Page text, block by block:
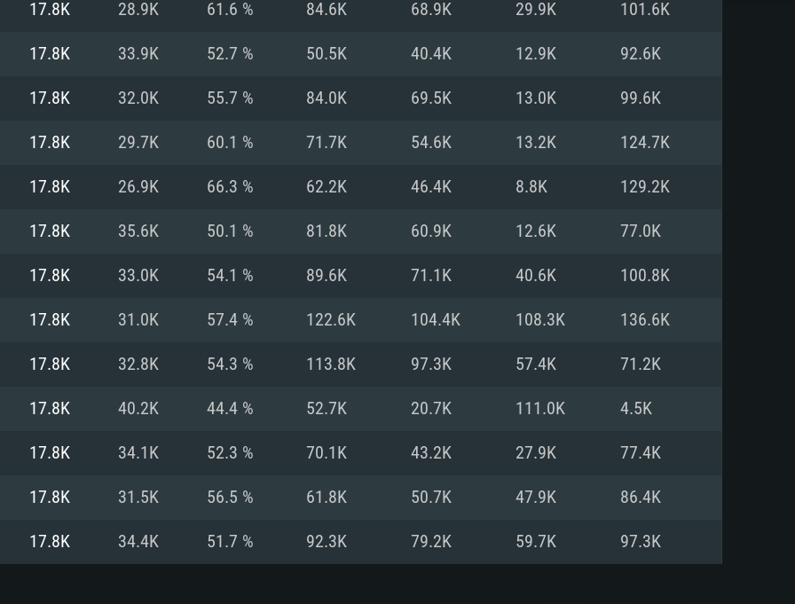
Resolução
Recomendado
superior
Memória: 16 GB ou mais
Placa Gráfica: Placa com DirectX 11 ou superior;
Nvidia GeForce 1060 ou superior, Radeon RX 570
(Intel Xeon
Metal.
Recomendado
mais recente
Processador: Core i7 (Intel Xeon não suportado)
Memória: 8 GB
Placa Gráfica: Radeon Vega II ou superior com
suporte Metal.
Network: Internet de banda larga.
Disco: 60,2 GB
drivers mais
equivalentes
mínima
Recomendado
recentes (não mais de 6 meses) / equivalentes
AMD (Radeon RX 570) com os drivers mais
Vulkan.
Network: Internet de banda larga.
Disco: 60,2 GB
17.8K 28.9K 61.6 % 84.6K 68.9K 29.9K 101.6K
17.8K 33.9K 52.7 % 50.5K 40.4K 12.9K 92.6K
17.8K 32.0K 55.7 % 84.0K 69.5K 13.0K 99.6K
17.8K 29.7K 60.1 % 71.7K 54.6K 13.2K 124.7K
17.8K 26.9K 66.3 % 62.2K 46.4K 8.8K 129.2K
17.8K 35.6K 50.1 % 81.8K 60.9K 12.6K 77.0K
17.8K 33.0K 54.1 % 89.6K 71.1K 40.6K 100.8K
17.8K 31.0K 57.4 % 122.6K 104.4K 108.3K 136.6K
17.8K 32.8K 54.3 % 113.8K 97.3K 57.4K 71.2K
17.8K 40.2K 44.4 % 52.7K 20.7K 111.0K 4.5K
17.8K 34.1K 52.3 % 70.1K 43.2K 27.9K 77.4K
17.8K 31.5K 56.5 % 61.8K 50.7K 47.9K 86.4K
17.8K 34.4K 51.7 % 92.3K 79.2K 59.7K 97.3K